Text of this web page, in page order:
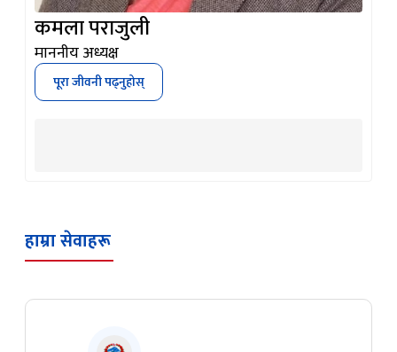
कमला पराजुली
माननीय अध्यक्ष
पूरा जीवनी पढ्नुहोस्
हाम्रा सेवाहरू